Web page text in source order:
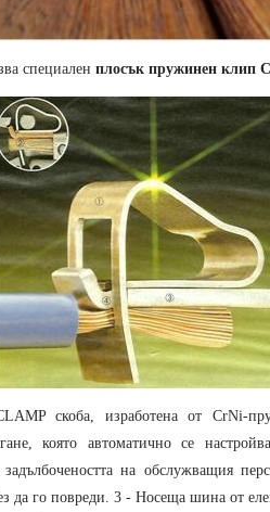
специален плосък пружинен клип
скоба, изработена от CrNi-
която автоматично се
на обслужващия
да го повреди. 3 - Носеща шина от